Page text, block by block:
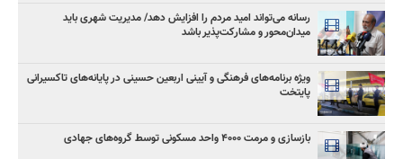
رسانه می‌تواند امید مردم را افزایش دهد/ مدیریت شهری باید
میدان‌محور و مشارکت‌پذیر باشد
ویژه برنامه‌های فرهنگی و آیینی اربعین حسینی در پایانه‌های تاکسیرانی
پایتخت
بازسازی و مرمت ۴۰۰۰ واحد مسکونی توسط گروه‌های جهادی